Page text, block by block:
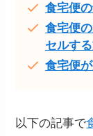
食宅便
食宅便
セルす
食宅便
以下の記事で